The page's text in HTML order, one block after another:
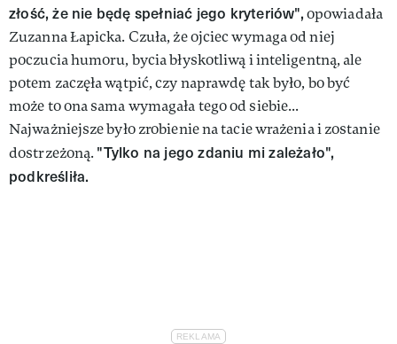
złość, że nie będę spełniać jego kryteriów",opowiadała
Zuzanna Łapicka. Czuła, że ojciec wymaga od niej
poczucia humoru, bycia błyskotliwą i inteligentną, ale
potem zaczęła wątpić, czy naprawdę tak było, bo być
może to ona sama wymagała tego od siebie...
Najważniejsze było zrobienie na tacie wrażenia i zostanie
dostrzeżoną. "Tylko na jego zdaniu mi zależało",
podkreśliła.